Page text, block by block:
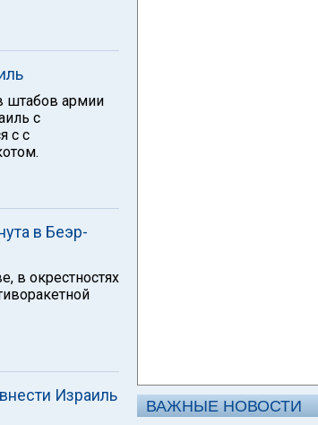
штабов армии
с
с с
в Беэр-
в окрестностях
Израиль
ВАЖНЫЕ НОВОСТИ